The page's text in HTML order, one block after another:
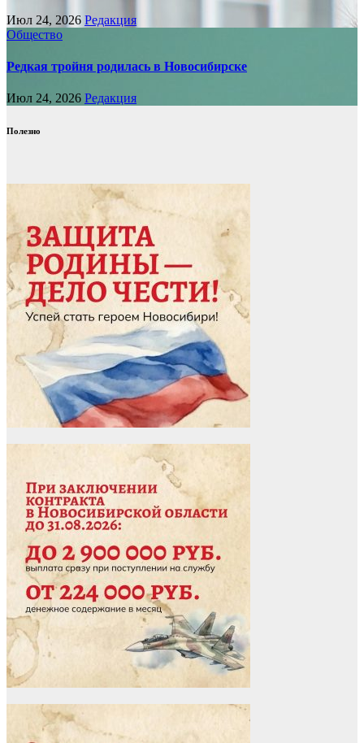
Июл 24, 2026 Редакция
Общество
Редкая тройня родилась в Новосибирске
Июл 24, 2026 Редакция
Полезно